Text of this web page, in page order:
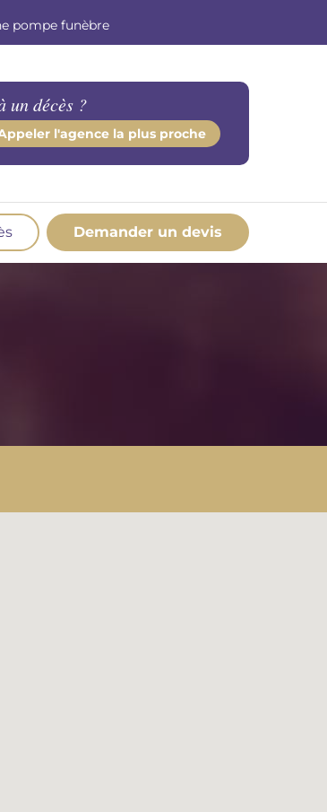
pompe funèbre
un décès ?
l'agence la plus proche
Demander un devis